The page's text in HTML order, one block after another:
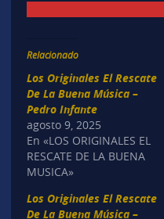
Relacionado
Los Originales El Rescate
De La Buena Música –
Pedro Infante
agosto 9, 2025
En «LOS ORIGINALES EL
RESCATE DE LA BUENA
MUSICA»
Los Originales El Rescate
De La Buena Música –